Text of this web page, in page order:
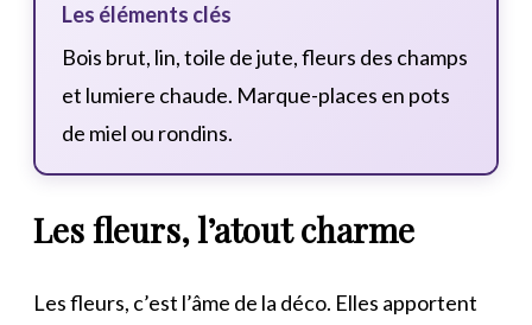
Les éléments clés
Bois brut, lin, toile de jute, fleurs des champs
et lumiere chaude. Marque-places en pots
de miel ou rondins.
Les fleurs, l’atout charme
Les fleurs, c’est l’âme de la déco. Elles apportent